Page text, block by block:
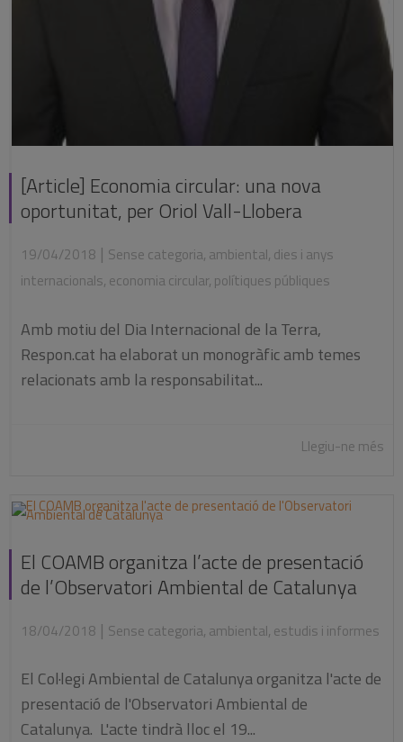
[Article] Economia circular: una nova
oportunitat, per Oriol Vall-Llobera
19/04/2018 | Sense categoria, ambiental, dies i anys
internacionals, economia circular, polítiques públiques
Amb motiu del Dia Internacional de la Terra,
Respon.cat ha elaborat un monogràfic amb temes
relacionats amb la responsabilitat...
Llegiu-ne més
El COAMB organitza l’acte de presentació
de l’Observatori Ambiental de Catalunya
18/04/2018 | Sense categoria, ambiental, estudis i informes
El Col·legi Ambiental de Catalunya organitza l'acte de
presentació de l'Observatori Ambiental de
Catalunya. L'acte tindrà lloc el 19...